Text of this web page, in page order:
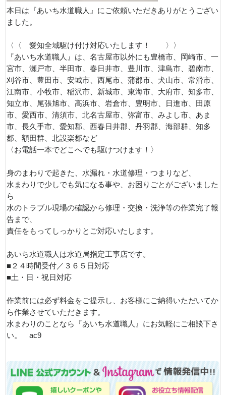
本日は『あいち水道職人』にご依頼いただきありがとうござい
ました。
〈〈 愛知全域駆け付け対応いたします！ 〉〉
『あいち水道職人』は、名古屋市以外にも豊橋市、岡崎市、一
宮市、瀬戸市、半田市、春日井市、豊川市、津島市、碧南市、
刈谷市、豊田市、安城市、西尾市、蒲郡市、犬山市、常滑市、
江南市、小牧市、稲沢市、新城市、東海市、大府市、知多市、
知立市、尾張旭市、高浜市、岩倉市、豊明市、日進市、田原
市、愛西市、清須市、北名古屋市、弥富市、みよし市、あま
市、長久手市、愛知郡、西春日井郡、丹羽郡、海部群、知多
郡、額田群、北設楽郡など
〈お電話一本でどこへでも駆けつけます！〉
身のまわりで起きた、水漏れ・水道修理・つまりなど、
水まわりで少しでも気になる事や、お困りごとがございました
ら
水のトラブル現場の確認から修理・交換・洗浄等の作業完了報
告まで、
責任をもってしっかりとご対応いたします。
あいち水道職人は水道局指定工事店です。
■２４時間受付／３６５日対応
■土・日・祝日対応
作業前には必ず料金をご提示し、お客様にご納得いただいてか
ら作業させていただきます。
水まわりのことなら『あいち水道職人』にお気軽にご相談下さ
い。 ac9